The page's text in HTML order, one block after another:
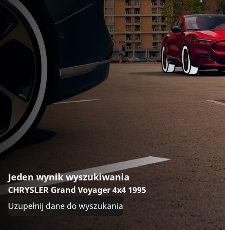
Jeden wynik wyszukiwania
CHRYSLER Grand Voyager 4x4 1995
Uzupełnij dane do wyszukania